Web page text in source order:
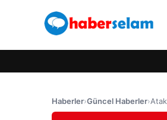
Haberler›Güncel Haberler›